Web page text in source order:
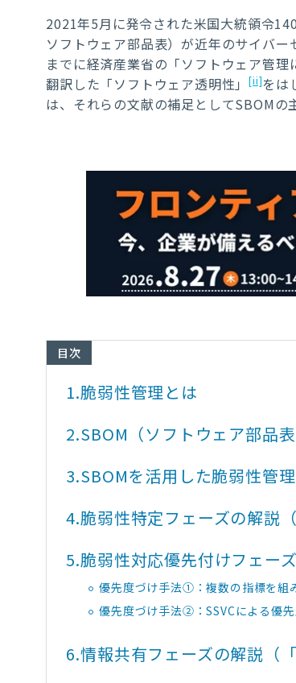
2021年5月に発令された米国大統領令
ソフトウェア部品表）が近年のサイバ
までに経済産業省の「ソフトウェア管理
翻訳した「ソフトウェア透明性」[ii]をは
は、それらの文献の補足としてSBOMの
目次
1.脆弱性管理とは
2.SBOM（ソフトウェア部品
3.SBOMを活用した脆弱性管
4.脆弱性特定フェーズの解説
5.脆弱性対応優先付けフェー
優先度づけ手法①：複数の指標を組
優先度づけ手法②：SSVCによる優
6.情報共有フェーズの解説（